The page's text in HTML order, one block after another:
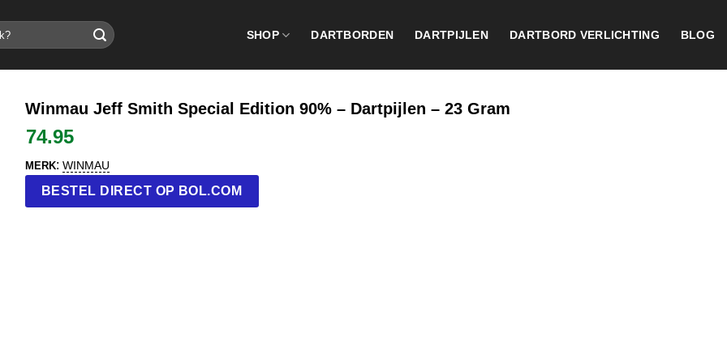
SHOP DARTBORDEN DARTPIJLEN DARTBORD VERLICHTING BLOG
Winmau Jeff Smith Special Edition 90% – Dartpijlen – 23 Gram
74.95
MERK: WINMAU
BESTEL DIRECT OP BOL.COM